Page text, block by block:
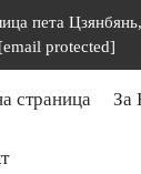
пета
[email protected]
страница За